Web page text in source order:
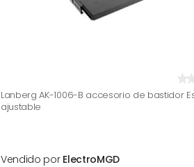
Lanberg AK-1006-B accesorio de bastidor
ajustable
Vendido por ElectroMGD